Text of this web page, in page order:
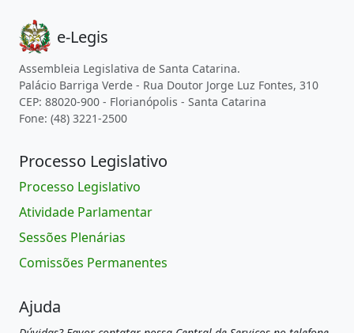
e-Legis
Assembleia Legislativa de Santa Catarina.
Palácio Barriga Verde - Rua Doutor Jorge Luz Fontes, 310
CEP: 88020-900 - Florianópolis - Santa Catarina
Fone: (48) 3221-2500
Processo Legislativo
Processo Legislativo
Atividade Parlamentar
Sessões Plenárias
Comissões Permanentes
Ajuda